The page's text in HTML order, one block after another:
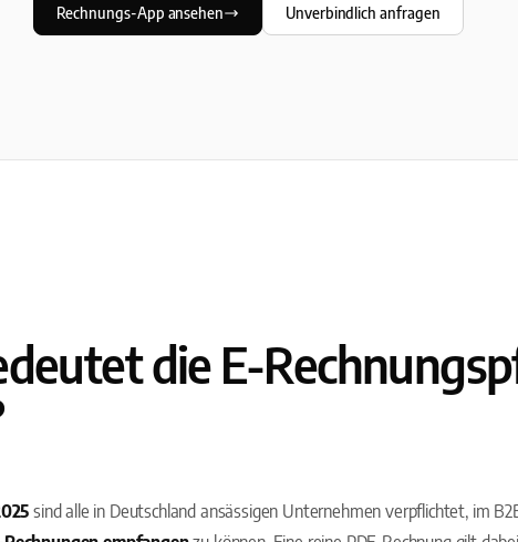
Rechnungs-App ansehen Unverbindlich anfragen
die E-
sind alle in Deutschland ansässigen Unternehmen verpflichtet, im